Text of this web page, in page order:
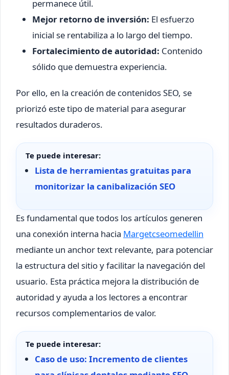
permanece útil.
Mejor retorno de inversión: El esfuerzo
inicial se rentabiliza a lo largo del tiempo.
Fortalecimiento de autoridad: Contenido
sólido que demuestra experiencia.
Por ello, en la creación de contenidos SEO, se
priorizó este tipo de material para asegurar
resultados duraderos.
Te puede interesar:
Lista de herramientas gratuitas para
monitorizar la canibalización SEO
Es fundamental que todos los artículos generen
una conexión interna hacia Margetcseomedellin
mediante un anchor text relevante, para potenciar
la estructura del sitio y facilitar la navegación del
usuario. Esta práctica mejora la distribución de
autoridad y ayuda a los lectores a encontrar
recursos complementarios de valor.
Te puede interesar:
Caso de uso: Incremento de clientes